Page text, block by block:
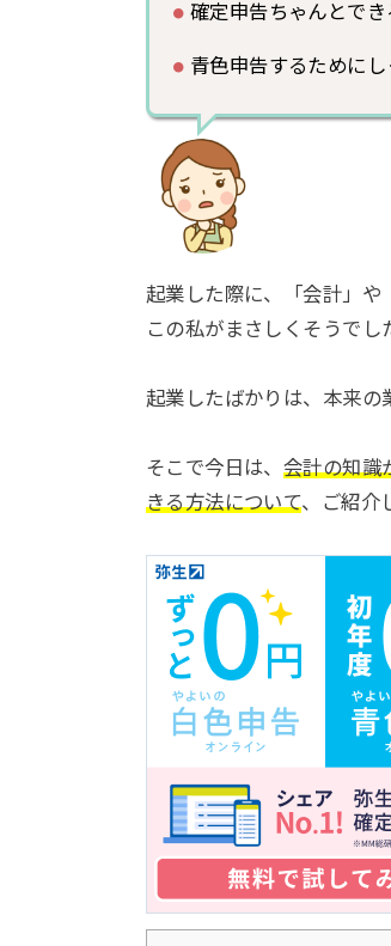
確定申告ちゃんとでき
青色申告するために
起業した際に、「会計」や
この私がまさしくそうでし
起業したばかりは、本来の
そこで今日は、 会計の知識
きる方法について、ご紹介